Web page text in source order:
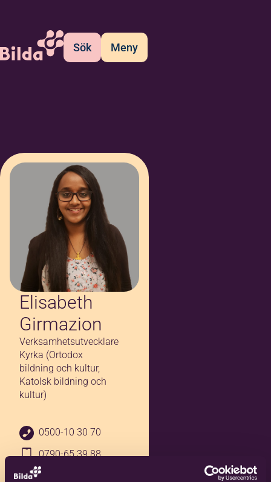
Sök Meny
Elisabeth
Girmazion
Verksamhetsutvecklare
Kyrka (Ortodox
bildning och kultur,
Katolsk bildning och
kultur)
0500-10 30 70
0790-65 39 88
elisabeth.girmazio